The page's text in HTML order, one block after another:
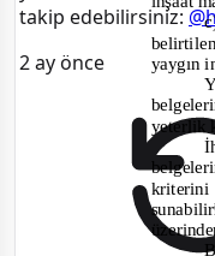
takip edebilirsiniz:
2 ay önce
yaygın
yeterlik